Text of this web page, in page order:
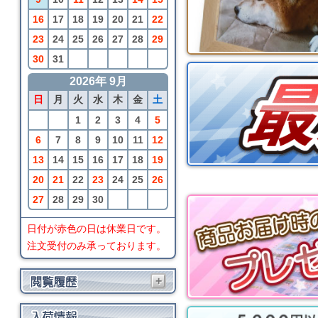
16
17 18 19 20 21
22
23
24 25 26 27 28
29
30
31
2026年 9月
日 月 火 水 木 金
土
1
2 3 4
5
6
7 8 9 10 11
12
13
14 15 16 17 18
19
20
21 22 23 24 25
26
27
28 29 30
日付が赤色の日は休業日です。
注文受付のみ承っております。
+
SayWoodwork
SW-Fカラーバージョ